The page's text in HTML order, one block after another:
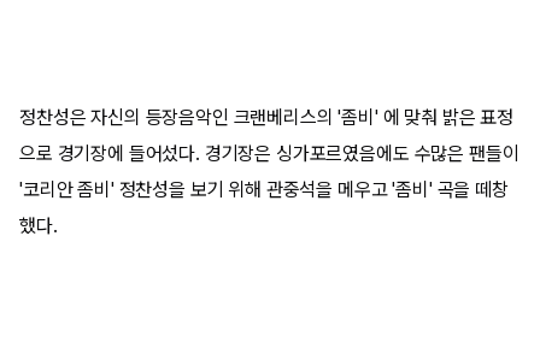
정찬성은 자신의 등장음악인 크랜베리스의 '좀비' 에 맞춰 밝은 표정
으로 경기장에 들어섰다. 경기장은 싱가포르였음에도 수많은 팬들이
'코리안 좀비' 정찬성을 보기 위해 관중석을 메우고 '좀비' 곡을 떼창
했다.